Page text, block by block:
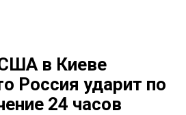
в Киеве
Россия ударит по
24 часов